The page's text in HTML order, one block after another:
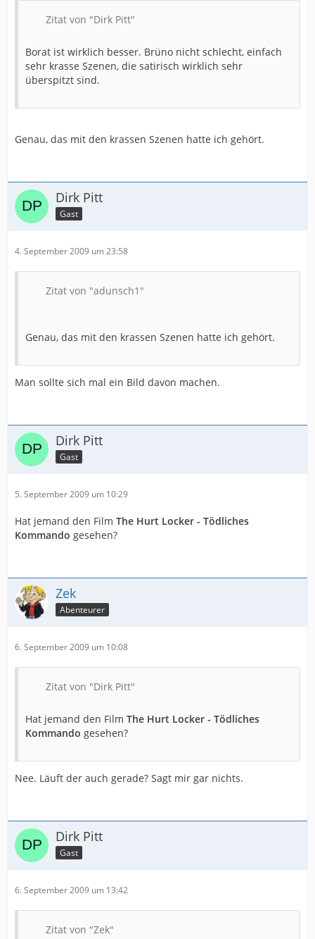
Zitat von "Dirk Pitt"
Borat ist wirklich besser. Brüno nicht schlecht, einfach
sehr krasse Szenen, die satirisch wirklich sehr
überspitzt sind.
Genau, das mit den krassen Szenen hatte ich gehört.
Dirk Pitt
Gast
4. September 2009 um 23:58
Zitat von "adunsch1"
Genau, das mit den krassen Szenen hatte ich gehört.
Man sollte sich mal ein Bild davon machen.
Dirk Pitt
Gast
5. September 2009 um 10:29
Hat jemand den Film The Hurt Locker - Tödliches
Kommando gesehen?
Zek
Abenteurer
6. September 2009 um 10:08
Zitat von "Dirk Pitt"
Hat jemand den Film The Hurt Locker - Tödliches
Kommando gesehen?
Nee. Läuft der auch gerade? Sagt mir gar nichts.
Dirk Pitt
Gast
6. September 2009 um 13:42
Zitat von "Zek"